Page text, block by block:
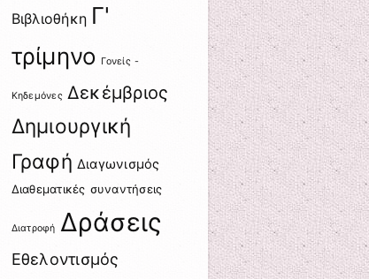
Βιβλιοθήκη Γ'
τρίμηνο Γονείς -
Κηδεμόνες Δεκέμβριος
Δημιουργική
Γραφή Διαγωνισμός
Διαθεματικές συναντήσεις
Διατροφή Δράσεις
Εθελοντισμός